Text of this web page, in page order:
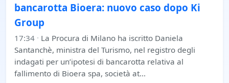
bancarotta Bioera: nuovo caso dopo Ki
Group
17:34 · La Procura di Milano ha iscritto Daniela
Santanchè, ministra del Turismo, nel registro degli
indagati per un’ipotesi di bancarotta relativa al
fallimento di Bioera spa, società at…